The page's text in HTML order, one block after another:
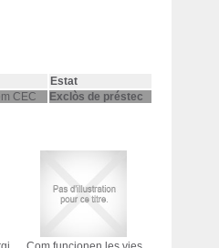
Estat
CEC Exclòs de préstec